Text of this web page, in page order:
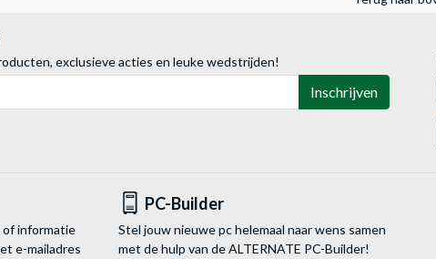
exclusieve acties en leuke wedstrijden!
Inschrijven
of informatie
e-mailadres
PC-Builder
Stel jouw nieuwe pc helemaal naar wens samen
met de hulp van de ALTERNATE PC-Builder!